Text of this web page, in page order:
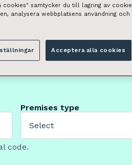
Premises type
Select
code.
samtycker du till lagring av
analysera webbplatsens användning
Acceptera alla cookies